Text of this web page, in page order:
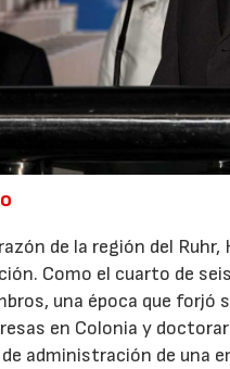
de la región del
Como el cuarto de
una época que forjó
en Colonia y
administración de una